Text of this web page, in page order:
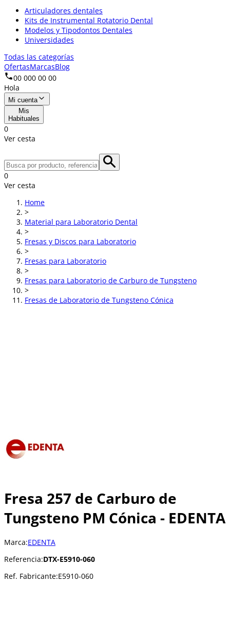
Articuladores dentales
Kits de Instrumental Rotatorio Dental
Modelos y Tipodontos Dentales
Universidades
Todas las categorías
OfertasMarcasBlog
00 000 00 00
Hola
Mi cuenta
Mis
Habituales
0
Ver cesta
0
Ver cesta
Home
>
Material para Laboratorio Dental
>
Fresas y Discos para Laboratorio
>
Fresas para Laboratorio
>
Fresas para Laboratorio de Carburo de Tungsteno
>
Fresas de Laboratorio de Tungsteno Cónica
Fresa 257 de Carburo de
Tungsteno PM Cónica - EDENTA
Marca:EDENTA
Referencia:DTX-E5910-060
Ref. Fabricante:E5910-060